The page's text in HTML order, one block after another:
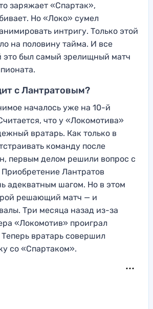
заряжает «Спартак»,
Но «Локо» сумел
интригу. Только этой
на половину тайма. И все
это был самый зрелищный матч
с Лантратовым?
началось уже на 10-й
что у «Локомотива»
вратарь. Как только в
команду после
первым делом решили вопрос с
Лантратов
адекватным шагом. Но в этом
решающий матч — и
Три месяца назад из-за
«Локомотив» проиграл
вратарь совершил
со «Спартаком».